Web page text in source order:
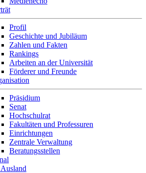
Profil
Geschichte und Jubiläum
Zahlen und Fakten
Rankings
Arbeiten an der Universität
Förderer und Freunde
Präsidium
Senat
Hochschulrat
Fakultäten und Professuren
Einrichtungen
Zentrale Verwaltung
Beratungsstellen